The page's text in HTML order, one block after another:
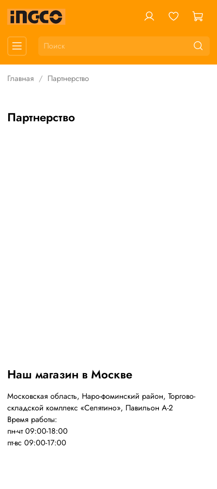
Главная Партнерство
Партнерство
Наш магазин в Москве
Московская область, Наро-фоминский район, Торгово-
складской комплекс «Селятино», Павильон А-2
Время работы:
пн-чт 09:00-18:00
пт-вс 09:00-17:00